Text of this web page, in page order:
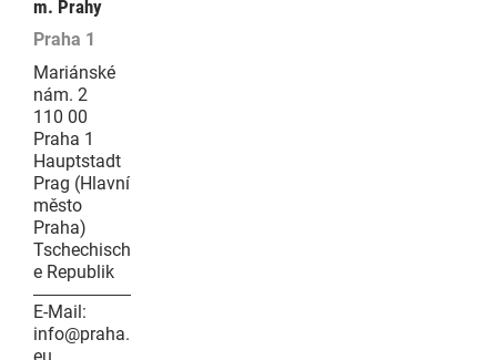
m. Prahy
Praha 1
Mariánské
nám. 2
110 00
Praha 1
Hauptstadt
Prag (Hlavní
město
Praha)
Tschechisch
e Republik
E-Mail:
info@praha.